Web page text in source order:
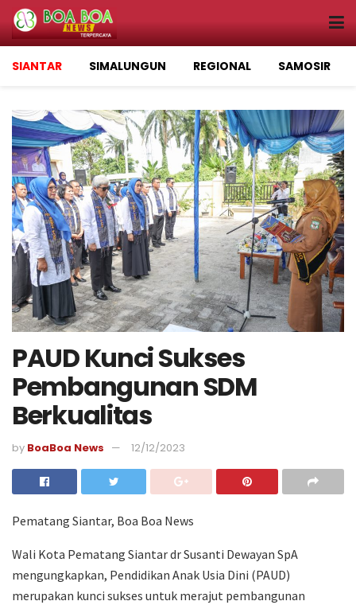
SIANTAR SIMALUNGUN REGIONAL SAMOSIR
PAUD Kunci Sukses
Pembangunan SDM
Berkualitas
by BoaBoa News 12/12/2023
Pematang Siantar, Boa Boa News
Wali Kota Pematang Siantar dr Susanti Dewayan SpA
mengungkapkan, Pendidikan Anak Usia Dini (PAUD)
merupakan kunci sukses untuk merajut pembangunan